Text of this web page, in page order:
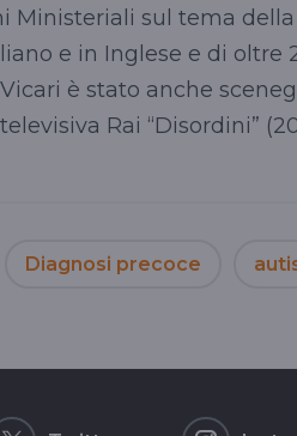
Ministeriali sul tema
e in Inglese e di
è stato anche
Rai “Disordini”
Diagnosi precoce